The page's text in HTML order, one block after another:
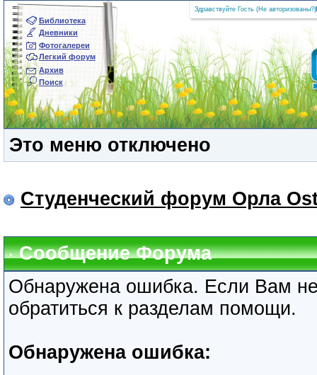
Библиотека
Дневники
Фотогалереи
Легкий форум
Архив
Поиск
Здравствуйте Гость (Не авторизованы?
Это меню отключено
Студенческий форум Орла
Сообщение Форума
Обнаружена ошибка. Если Вам
обратиться к разделам помощи.
Обнаружена ошибка: